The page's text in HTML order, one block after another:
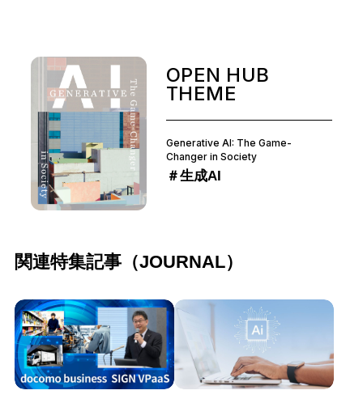
OPEN HUB
THEME
Generative AI: The Game-
Changer in Society
＃生成AI
関連特集記事（JOURNAL）